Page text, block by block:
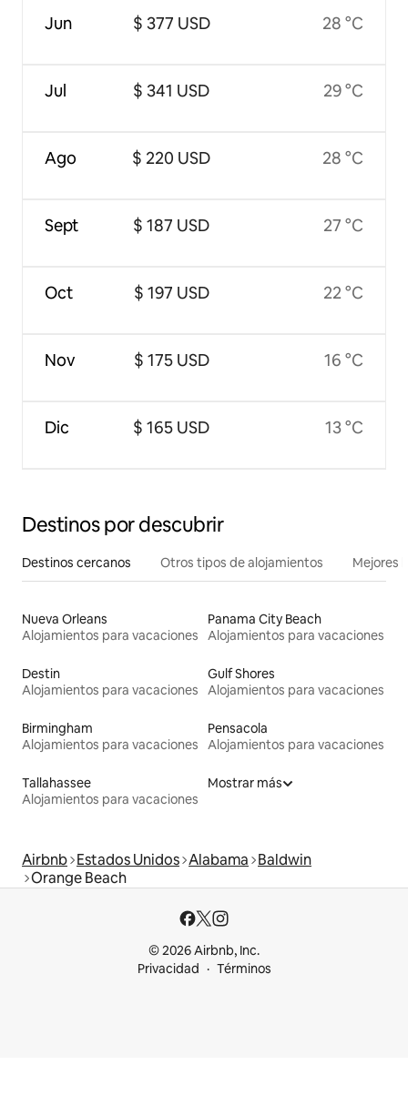
Jun
Jul
Ago
Sept
Oct
Nov
Dic
$ 377 USD
$ 341 USD
$ 220 USD
$ 187 USD
$ 197 USD
$ 175 USD
$ 165 USD
28 °C
29 °C
28 °C
27 °C
22 °C
16 °C
13 °C
Destinos por descubrir
Destinos cercanos Otros tipos de alojamientos Mejores
Nueva Orleans
Alojamientos para vacaciones
Panama City Beach
Alojamientos para vacaciones
Destin
Alojamientos para vacaciones
Gulf Shores
Alojamientos para vacaciones
Birmingham
Alojamientos para vacaciones
Pensacola
Alojamientos para vacaciones
Tallahassee
Alojamientos para vacaciones
Mostrar más
Airbnb Estados Unidos Alabama Baldwin
Orange Beach
© 2026 Airbnb, Inc.
Privacidad
Términos